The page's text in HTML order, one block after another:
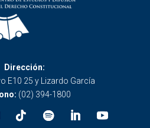
Dirección:
E10 25 y Lizardo García
(02) 394-1800